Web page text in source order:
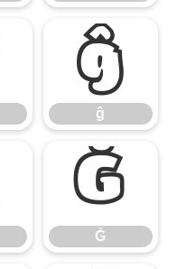
ĝ
ĝ
Ġ
Ġ